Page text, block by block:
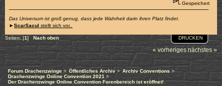
Gespeichert
Das Universum ist groß genug, dass jede Wahrheit darin ihren Platz findet.
►ScarSacul stellt sich vor..
DRUCKEN
Seiten: [1] Nach oben
« vorheriges nächstes »
Forum Drachenzwinge > Öffentliches Archiv> Archiv Conventions>
Drachenzwinge Online Convention 2021 >
Der Drachenzwinge Online Convention Forenbereich ist eröffnet!